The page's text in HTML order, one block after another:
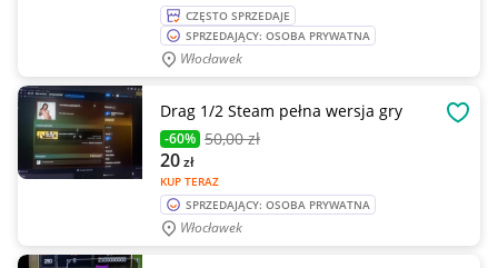
CZĘSTO SPRZEDAJE
SPRZEDAJĄCY: OSOBA PRYWATNA
Włocławek
Drag 1/2 Steam pełna wersja gry
-60% 50,00 zł
KUP TERAZ
20zł
SPRZEDAJĄCY: OSOBA PRYWATNA
Włocławek